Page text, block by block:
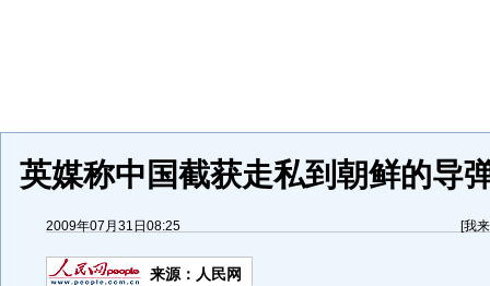
英媒称中国截获走私到朝鲜的导
2009年07月31日08:25 [我
来源： 人民网